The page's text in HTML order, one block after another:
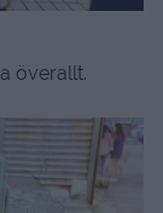
överallt.